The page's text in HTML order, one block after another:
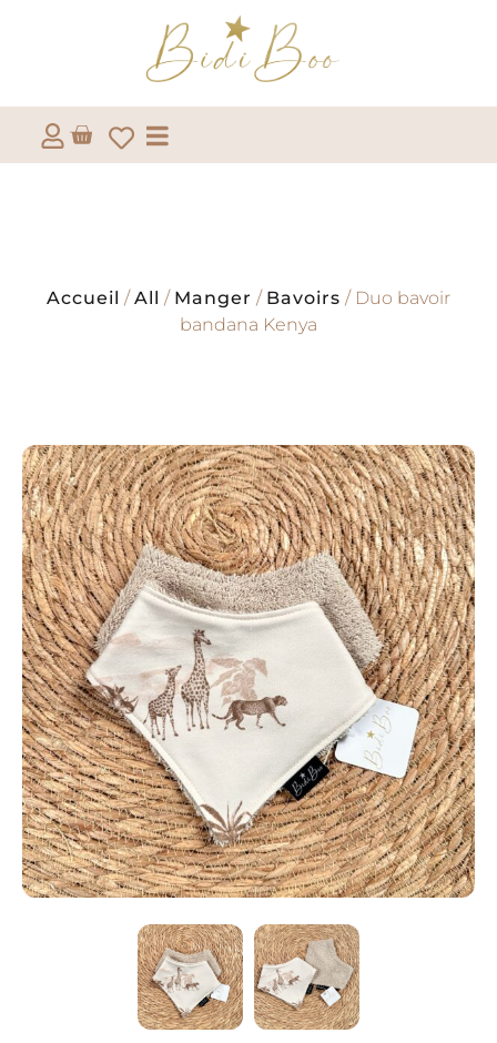
Accueil /All / Manger / Bavoirs / Duo bavoir
bandana Kenya